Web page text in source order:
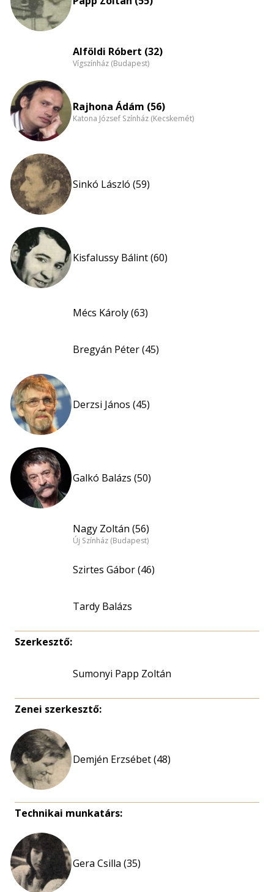
Alföldi Róbert (32)
Vígszínház (Budapest)
Rajhona Ádám (56)
Katona József Színház (Kecskemét)
Sinkó László (59)
Kisfalussy Bálint (60)
Mécs Károly (63)
Bregyán Péter (45)
Derzsi János (45)
Galkó Balázs (50)
Nagy Zoltán (56)
Új Színház (Budapest)
Szirtes Gábor (46)
Tardy Balázs
Szerkesztő:
Sumonyi Papp Zoltán
Zenei szerkesztő:
Demjén Erzsébet (48)
Technikai munkatárs:
Gera Csilla (35)